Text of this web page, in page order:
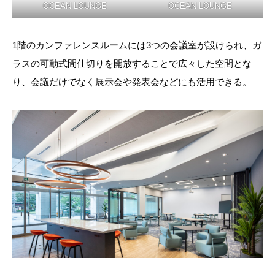
OCEAN LOUNGE OCEAN LOUNGE
1階のカンファレンスルームには3つの会議室が設けられ、ガ
ラスの可動式間仕切りを開放することで広々した空間とな
り、会議だけでなく展示会や発表会などにも活用できる。